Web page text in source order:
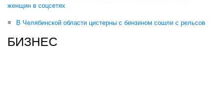
женщин в соцсетях
В Челябинской области цистерны с бензином сошли с рельсов
БИЗНЕС